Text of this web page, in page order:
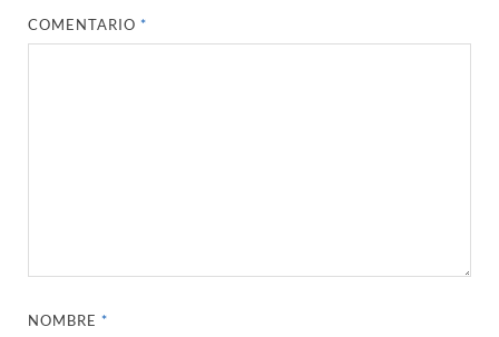
COMENTARIO*
NOMBRE*